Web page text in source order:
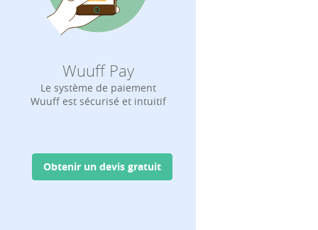
Wuuff Pay
Le système de paiement
Wuuff est sécurisé et intuitif
Obtenir un devis gratuit